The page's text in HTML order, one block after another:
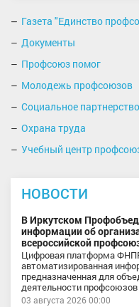
Газета "Единство
Документы
Профсоюз помог
Молодежь профсоюзов
Социальное партнерство
Охрана труда
Учебный центр
НОВОСТИ
В Иркутском
информации об
всероссийской
Цифровая платформа
автоматизированная
предназначенная для
деятельности профсоюзов
03 августа 2026 00:00